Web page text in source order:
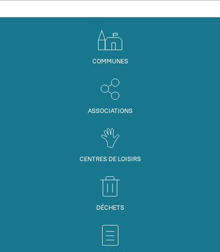
COMMUNES
ASSOCIATIONS
CENTRES DE LOISIRS
DÉCHETS